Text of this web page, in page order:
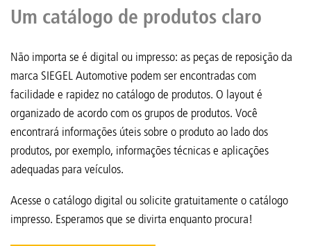
Um catálogo de produtos claro
Não importa se é digital ou impresso: as peças de reposição da
marca SIEGEL Automotive podem ser encontradas com
facilidade e rapidez no catálogo de produtos. O layout é
organizado de acordo com os grupos de produtos. Você
encontrará informações úteis sobre o produto ao lado dos
produtos, por exemplo, informações técnicas e aplicações
adequadas para veículos.
Acesse o catálogo digital ou solicite gratuitamente o catálogo
impresso. Esperamos que se divirta enquanto procura!